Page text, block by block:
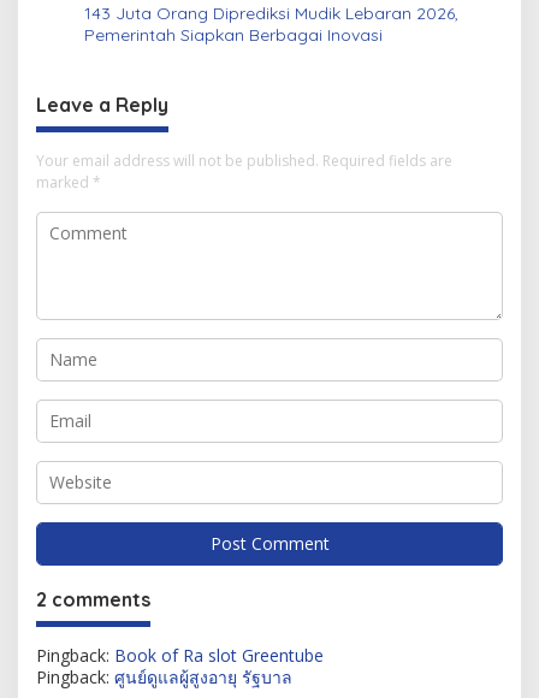
143 Juta Orang Diprediksi Mudik Lebaran 2026,
Pemerintah Siapkan Berbagai Inovasi
Leave a Reply
Your email address will not be published. Required fields are
marked *
2 comments
Pingback: Book of Ra slot Greentube
Pingback: ศูนย์ดูแลผู้สูงอายุ รัฐบาล